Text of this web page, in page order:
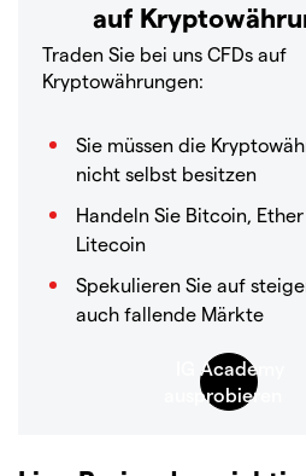
auf
Traden Sie bei uns CFDs auf
Kryptowährungen:
Sie müssen die
nicht selbst besitzen
Handeln Sie Bitcoin,
Litecoin
Spekulieren Sie auf
auch fallende Märkte